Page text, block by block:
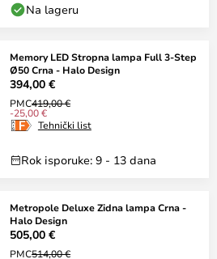
Na lageru
Memory LED Stropna lampa Full 3-Step
Ø50 Crna - Halo Design
394,00 €
PMC419,00 €
-25,00 €
Tehnički list
Rok isporuke: 9 - 13 dana
Metropole Deluxe Zidna lampa Crna -
Halo Design
505,00 €
PMC514,00 €